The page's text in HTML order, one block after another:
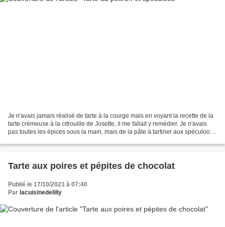
Je n'avais jamais réalisé de tarte à la courge mais en voyant la recette de la
tarte crémeuse à la citrouille de Josette, il me fallait y remédier. Je n'avais
pas toutes les épices sous la main, mais de la pâte à tartiner aux spéculoos
Tarte aux poires et pépites de chocolat
Publié le 17/10/2021 à 07:40
Par lacuisinedelilly